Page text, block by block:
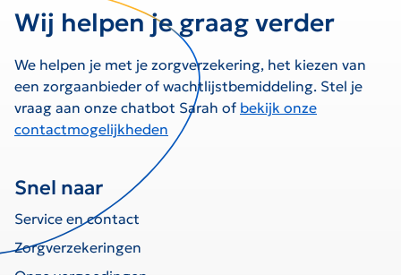
Wij helpen je graag verder
We helpen je met je zorgverzekering, het kiezen van
een zorgaanbieder of wachtlijstbemiddeling. Stel je
vraag aan onze chatbot Sarah of bekijk onze
contactmogelijkheden
Snel naar
Service en contact
Zorgverzekeringen